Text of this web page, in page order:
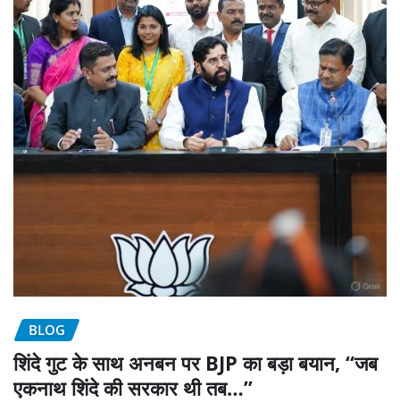
BLOG
शिंदे गुट के साथ अनबन पर BJP का बड़ा बयान, “जब
एकनाथ शिंदे की सरकार थी तब…”